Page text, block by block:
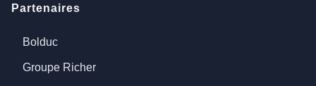
Partenaires
Bolduc
Groupe Richer